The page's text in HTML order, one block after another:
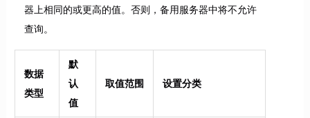
器上相同的或更高的值。否则，备用服务器中将不允许
查询。
数据
类型
默
认
值
取值范围 设置分类